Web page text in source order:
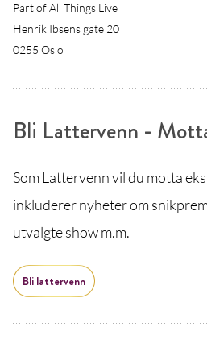
Part of All Things Live
Henrik Ibsens gate 20
0255 Oslo
Bli Lattervenn -
Som Lattervenn vil du motta
inkluderer nyheter om
utvalgte show m.m.
Bli lattervenn